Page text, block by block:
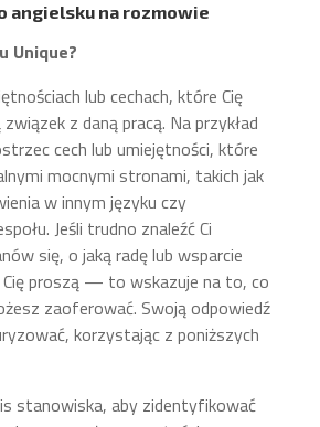
angielsku na rozmowie
Unique?
lub cechach, które Cię
z daną pracą. Na przykład
cech lub umiejętności, które
mocnymi stronami, takich jak
w innym języku czy
Jeśli trudno znaleźć Ci
się, o jaką radę lub wsparcie
Cię proszą — to wskazuje na to, co
zaoferować. Swoją odpowiedź
korzystając z poniższych
stanowiska, aby zidentyfikować